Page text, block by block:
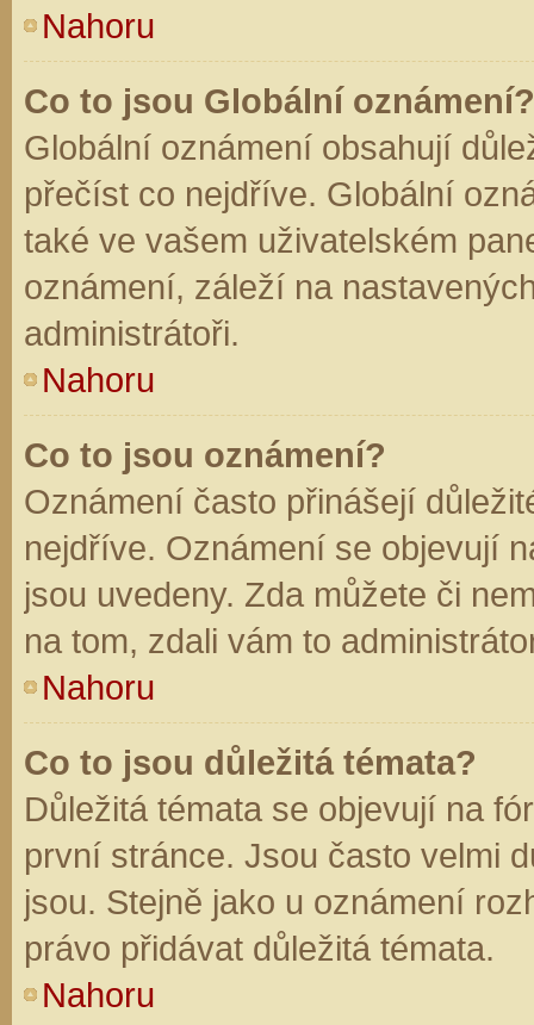
Nahoru
Co to jsou Globální oznámení?
Globální oznámení obsahují
přečíst co nejdříve. Globální
také ve vašem uživatelském
oznámení, záleží na
administrátoři.
Nahoru
Co to jsou oznámení?
Oznámení často přinášejí
nejdříve. Oznámení se objevují
jsou uvedeny. Zda můžete či
na tom, zdali vám to
Nahoru
Co to jsou důležitá témata?
Důležitá témata se objevují na
první stránce. Jsou často velmi
jsou. Stejně jako u oznámení
právo přidávat důležitá témata.
Nahoru